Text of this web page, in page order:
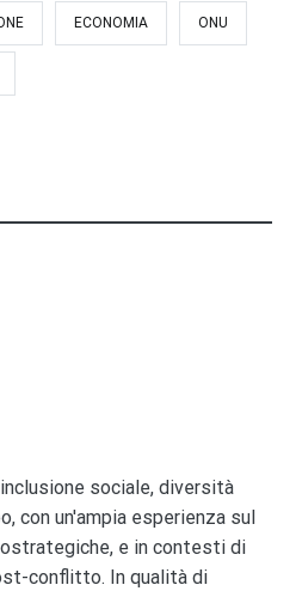
ECONOMIA ONU
sociale, diversità
con un'ampia esperienza sul
e in contesti di
conflitto. In qualità di